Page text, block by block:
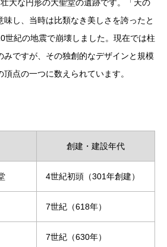
大な円形の大聖堂の遺跡です。「天の
味し、当時は比類なき美しさを誇ったと
世紀の地震で崩壊しました。現在では柱
みですが、その独創的なデザインと規模
点の一つに数えられています。
創建・建設年代
4世紀初頭（301年創建）
7世紀（618年）
7世紀（630年）